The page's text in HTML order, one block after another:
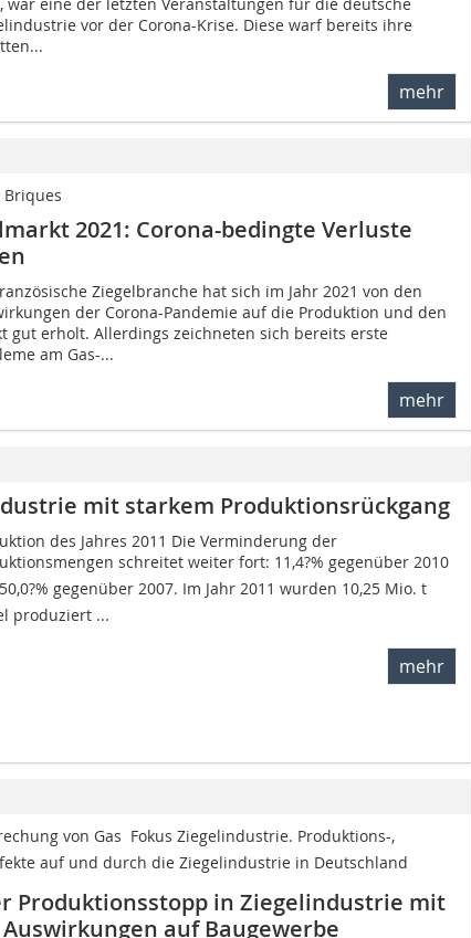
vor der Corona-Krise. Diese warf bereits ihre
mehr
Briques
2021: Corona-bedingte Verluste
Ziegelbranche hat sich im Jahr 2021 von den
der Corona-Pandemie auf die Produktion und den
gut erholt. Allerdings zeichneten sich bereits erste
am Gas-...
mehr
mit starkem Produktionsrückgang
des Jahres 2011 Die Verminderung der
schreitet weiter fort: 11,4?% gegenüber 2010
gegenüber 2007. Im Jahr 2011 wurden 10,25 Mio. t
produziert ...
mehr
von Gas  Fokus Ziegelindustrie. Produktions-,
auf und durch die Ziegelindustrie in Deutschland
Produktionsstopp in Ziegelindustrie mit
auf Baugewerbe